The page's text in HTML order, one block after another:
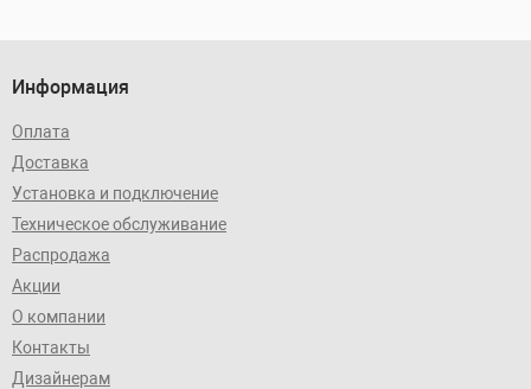
Информация
Оплата
Доставка
Установка и подключение
Техническое обслуживание
Распродажа
Акции
О компании
Контакты
Дизайнерам